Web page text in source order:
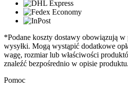
*Podane koszty dostawy obowiązują w
wysyłki. Mogą wystąpić dodatkowe
wagę, rozmiar lub właściwości
znaleźć bezpośrednio w opisie produktu.
Pomoc